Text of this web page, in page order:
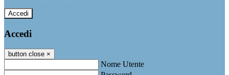
Accedi
Accedi
button close ×
Nome Utente